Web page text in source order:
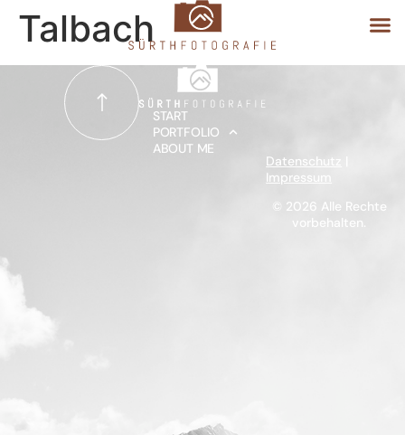
START
PORTFOLIO
Talbach
Datenschutz
Impressum
© 2026 Alle Rechte
vorbehalten.
START
PORTFOLIO
ABOUT ME